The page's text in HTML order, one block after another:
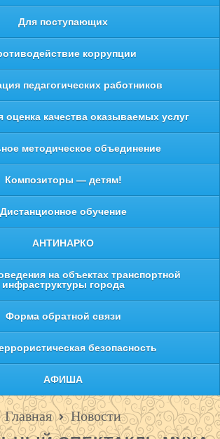
Для поступающих
коррупции
педагогических работников
оценка качества оказываемых услуг
методическое объединение
Композиторы — детям!
Дистанционное обучение
АНТИНАРКО
на объектах транспортной
инфраструктуры города
Форма обратной связи
безопасность
АФИША
Главная Новости